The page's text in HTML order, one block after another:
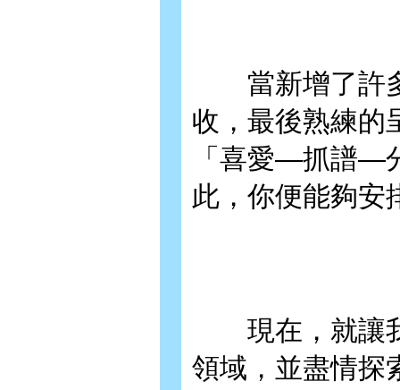
當新增了許多
收，最後熟練的
「喜愛—抓譜
此，你便能夠安
現在，就讓我
領域，並盡情探